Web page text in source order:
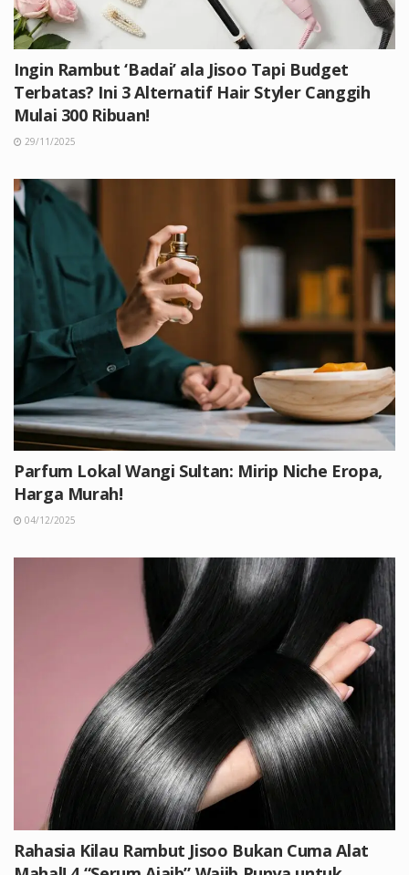
Ingin Rambut ‘Badai’ ala Jisoo Tapi Budget
Terbatas? Ini 3 Alternatif Hair Styler Canggih
Mulai 300 Ribuan!
29/11/2025
Parfum Lokal Wangi Sultan: Mirip Niche Eropa,
Harga Murah!
04/12/2025
Rahasia Kilau Rambut Jisoo Bukan Cuma Alat